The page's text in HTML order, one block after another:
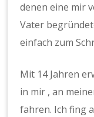
denen eine mir
Vater
einfach zum
Mit 14 Jahren
in mir , an
fahren. Ich fing